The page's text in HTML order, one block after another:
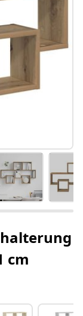
cm